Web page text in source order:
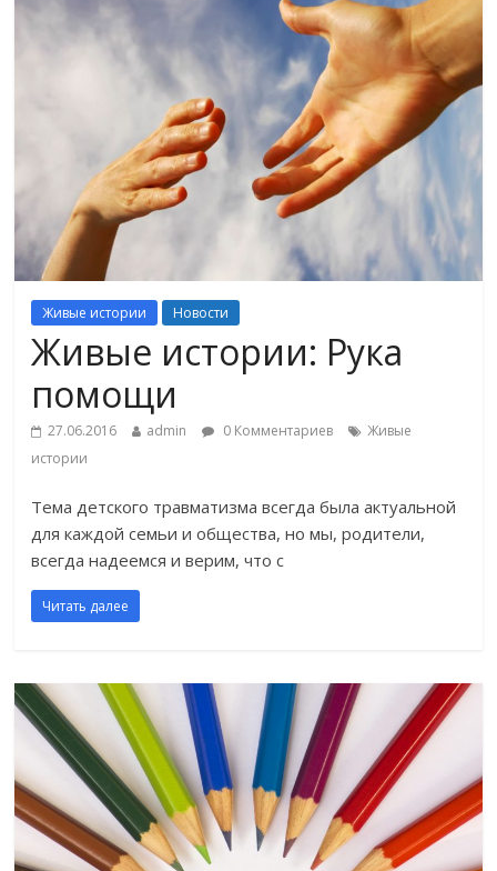
Живые истории Новости
Живые истории: Рука
помощи
27.06.2016 admin 0 Комментариев
Живые
истории
Тема детского травматизма всегда была актуальной
для каждой семьи и общества, но мы, родители,
всегда надеемся и верим, что с
Читать далее